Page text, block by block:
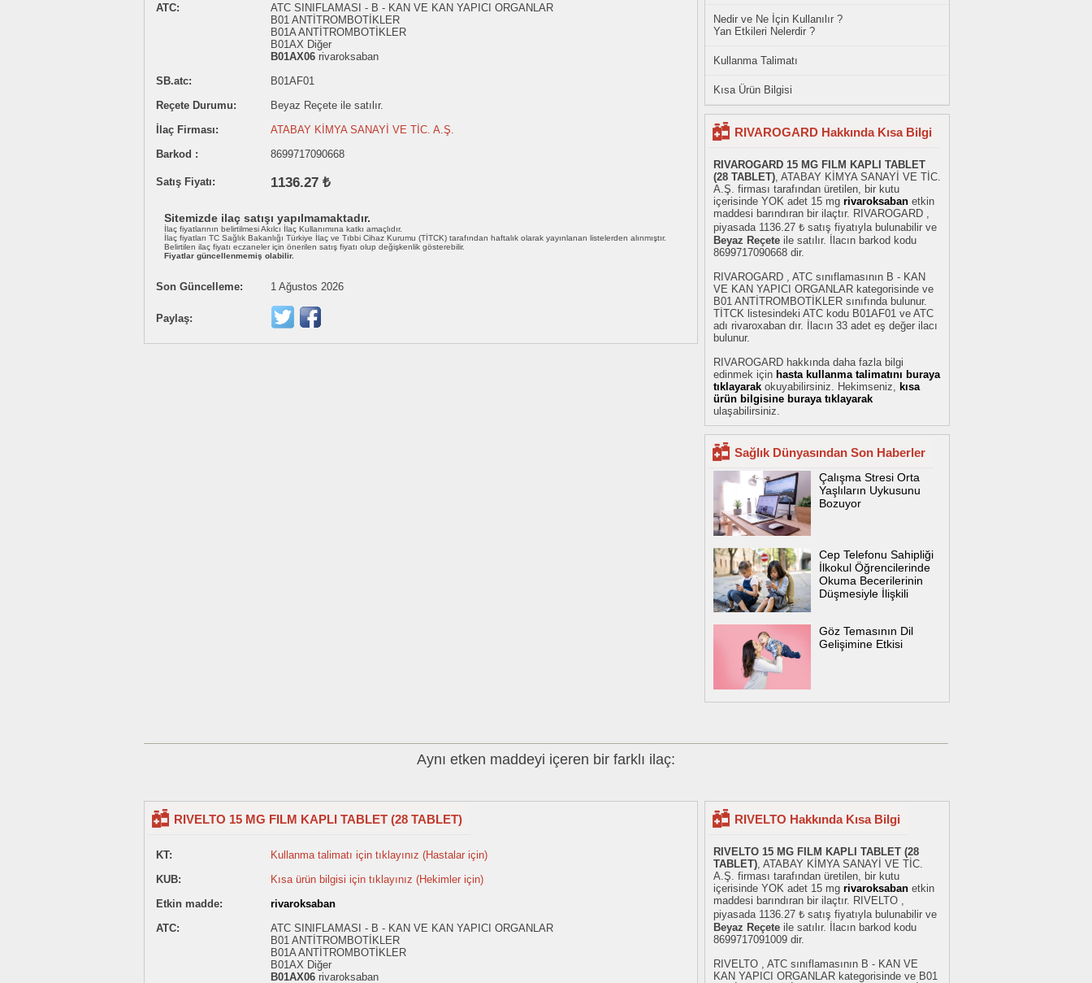
ATC:
ATC SINIFLAMASI - B - KAN VE KAN YAPICI ORGANLAR
B01 ANTİTROMBOTİKLER
B01A ANTİTROMBOTİKLER
B01AX Diğer
B01AX06 rivaroksaban
SB.atc:
B01AF01
Reçete Durumu:
Beyaz Reçete ile satılır.
İlaç Firması:
ATABAY KİMYA SANAYİ VE TİC. A.Ş.
Barkod :
8699717090668
Satış Fiyatı: 1136.27 ₺
Sitemizde ilaç satışı yapılmamaktadır.
İlaç fiyatlarının belirtilmesi Akılcı İlaç Kullanımına katkı amaçlıdır.
İlaç fiyatları TC Sağlık Bakanlığı Türkiye İlaç ve Tıbbi Cihaz Kurumu (TİTCK) tarafından haftalık olarak yayınlanan listelerden alınmıştır.
Belirtilen ilaç fiyatı eczaneler için önerilen satış fiyatı olup değişkenlik gösterebilir.
Fiyatlar güncellenmemiş olabilir.
Son Güncelleme: 1 Ağustos 2026
Paylaş:
Nedir ve Ne İçin Kullanılır ?
Yan Etkileri Nelerdir ?
Kullanma Talimatı
Kısa Ürün Bilgisi
RIVAROGARD Hakkında Kısa Bilgi
RIVAROGARD 15 MG FILM KAPLI TABLET
(28 TABLET) , ATABAY KİMYA SANAYİ VE TİC.
A.Ş. firması tarafından üretilen, bir kutu
içerisinde YOK adet 15 mg rivaroksaban etkin
maddesi barındıran bir ilaçtır. RIVAROGARD ,
piyasada 1136.27 ₺ satış fiyatıyla bulunabilir ve
Beyaz Reçete ile satılır. İlacın barkod kodu
8699717090668 dir.
RIVAROGARD , ATC sınıflamasının B - KAN
VE KAN YAPICI ORGANLAR kategorisinde ve
B01 ANTİTROMBOTİKLER sınıfında bulunur.
TİTCK listesindeki ATC kodu B01AF01 ve ATC
adı rivaroxaban dır. İlacın 33 adet eş değer ilacı
bulunur.
RIVAROGARD hakkında daha fazla bilgi
edinmek için hasta kullanma talimatını buraya
tıklayarak okuyabilirsiniz. Hekimseniz,
kısa
ürün bilgisine buraya tıklayarak
ulaşabilirsiniz.
Sağlık Dünyasından Son Haberler
Çalışma Stresi Orta
Yaşlıların Uykusunu
Bozuyor
Cep Telefonu Sahipliği
İlkokul Öğrencilerinde
Okuma Becerilerinin
Düşmesiyle İlişkili
Göz Temasının Dil
Gelişimine Etkisi
Aynı etken maddeyi içeren bir farklı ilaç:
RIVELTO 15 MG FILM KAPLI TABLET (28 TABLET)
KT:
Kullanma talimatı için tıklayınız (Hastalar için)
KUB:
Kısa ürün bilgisi için tıklayınız (Hekimler için)
Etkin madde:
rivaroksaban
ATC:
ATC SINIFLAMASI - B - KAN VE KAN YAPICI ORGANLAR
B01 ANTİTROMBOTİKLER
B01A ANTİTROMBOTİKLER
B01AX Diğer
B01AX06 rivaroksaban
RIVELTO Hakkında Kısa Bilgi
RIVELTO 15 MG FILM KAPLI TABLET (28
TABLET), ATABAY KİMYA SANAYİ VE TİC.
A.Ş. firması tarafından üretilen, bir kutu
içerisinde YOK adet 15 mg rivaroksaban etkin
maddesi barındıran bir ilaçtır. RIVELTO ,
piyasada 1136.27 ₺ satış fiyatıyla bulunabilir ve
Beyaz Reçete ile satılır. İlacın barkod kodu
8699717091009 dir.
RIVELTO , ATC sınıflamasının B - KAN VE
KAN YAPICI ORGANLAR kategorisinde ve B01